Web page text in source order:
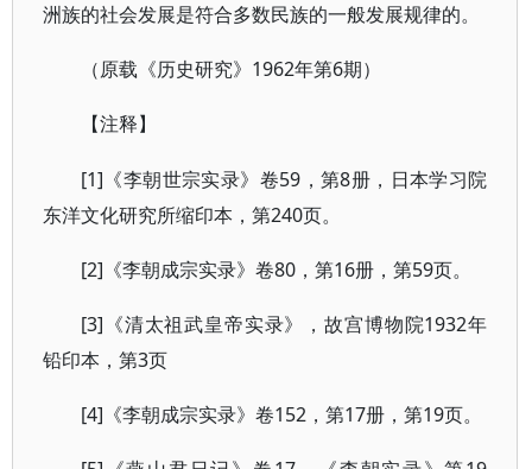
洲族的社会发展是符合多数民族的一般发展规律的。
（原载《历史研究》 1962年第6期）
【注释】
[1]《李朝世宗实录》卷59，第8册，日本学习院
东洋文化研究所缩印本，第240页。
[2]《李朝成宗实录》卷80，第16册，第59页。
[3]《清太祖武皇帝实录》，故宫博物院1932年
铅印本，第3页
[4]《李朝成宗实录》卷152，第17册，第19页。